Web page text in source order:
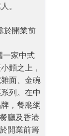
。
於開業前
一家中式
麵之上，
面、金碗
列。在中
，餐廳網
廳及香港
開業前籌